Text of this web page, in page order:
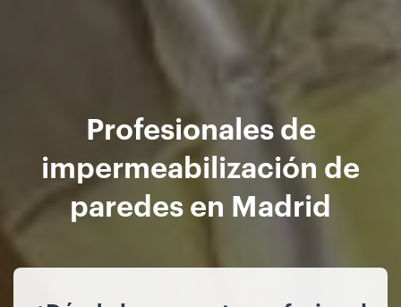
Profesionales de
impermeabilización de
paredes en Madrid